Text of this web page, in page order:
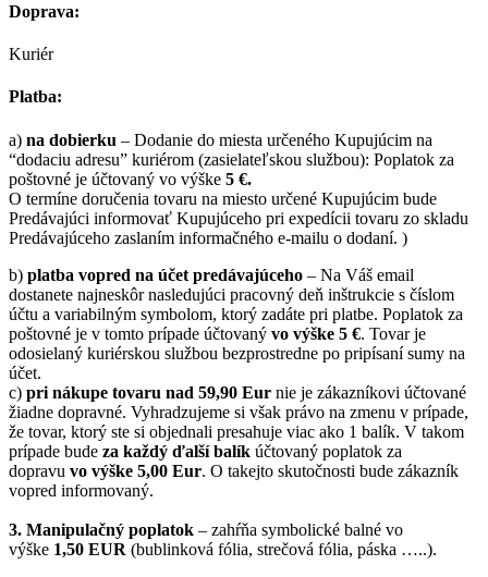
Doprava:
Kuriér
Platba:
a) na dobierku – Dodanie do miesta určeného Kupujúcim na
“dodaciu adresu” kuriérom (zasielateľskou službou): Poplatok za
poštovné je účtovaný vo výške 5 €.
O termíne doručenia tovaru na miesto určené Kupujúcim bude
Predávajúci informovať Kupujúceho pri expedícii tovaru zo skladu
Predávajúceho zaslaním informačného e-mailu o dodaní. )
b) platba vopred na účet predávajúceho – Na Váš email
dostanete najneskôr nasledujúci pracovný deň inštrukcie s číslom
účtu a variabilným symbolom, ktorý zadáte pri platbe. Poplatok za
poštovné je v tomto prípade účtovaný vo výške 5 €. Tovar je
odosielaný kuriérskou službou bezprostredne po pripísaní sumy na
účet.
c) pri nákupe tovaru nad 59,90 Eur nie je zákazníkovi účtované
žiadne dopravné. Vyhradzujeme si však právo na zmenu v prípade,
že tovar, ktorý ste si objednali presahuje viac ako 1 balík. V takom
prípade bude za každý ďalší balík účtovaný poplatok za
dopravu vo výške 5,00 Eur. O takejto skutočnosti bude zákazník
vopred informovaný.
3. Manipulačný poplatok – zahŕňa symbolické balné vo
výške 1,50 EUR (bublinková fólia, strečová fólia, páska …..).